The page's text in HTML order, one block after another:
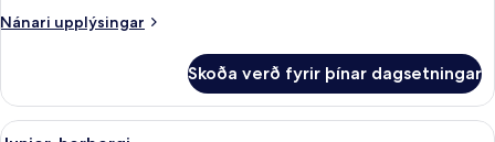
Nánari upplýsingar
Nánari
með
tvíbreiðu
Skoða verð fyrir þínar dagsetningar
Skoða
Junior-herbergi | Rúmföt af bestu